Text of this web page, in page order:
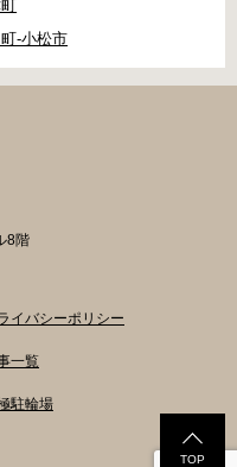
-小松市
8階
イバシーポリシー
一覧
駐輪場
TOP